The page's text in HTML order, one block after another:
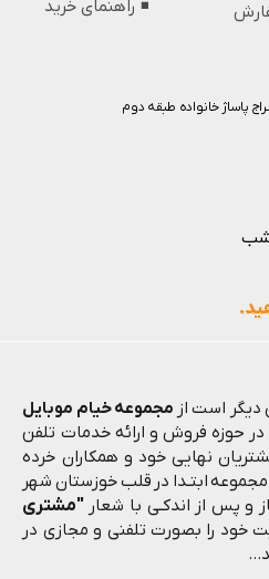
است از مجموعه خیام موبایل
در حوزه فروش و ارائه خدمات تلفن
نهایی خود و همکاران خرده
مجموعه ابتـدا در قلب خوزستان شهر
و پس از اندکـی با شعار "مشتری
خود را بصورت تلفنی و مجازی در
پاساژ خانواده طبقه دوم
◾️ راهنمای خرید